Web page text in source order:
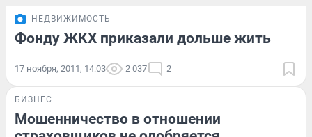
НЕДВИЖИМОСТЬ
Фонду ЖКХ приказали дольше жить
17 ноября, 2011, 14:03 2 037 2
БИЗНЕС
Мошенничество в отношении